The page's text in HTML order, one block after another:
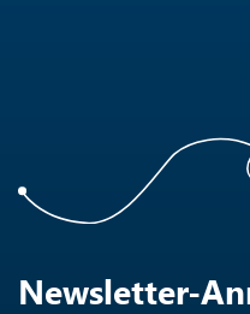
Newsletter-